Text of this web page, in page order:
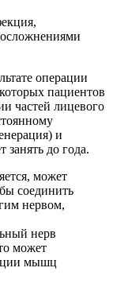
операции
пациентов
частей лицевого
и
до года.
может
соединить
нервом,
нерв
может
мышц